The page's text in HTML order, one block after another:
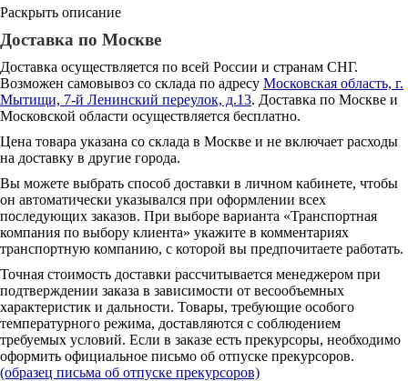
Раскрыть описание
Доставка по Москве
Доставка осуществляется по всей России и странам СНГ.
Возможен самовывоз со склада по адресу Московская область, г.
Мытищи, 7-й Ленинский переулок, д.13. Доставка по Москве и
Московской области осуществляется бесплатно.
Цена товара указана со склада в Москве и не включает расходы
на доставку в другие города.
Вы можете выбрать способ доставки в личном кабинете, чтобы
он автоматически указывался при оформлении всех
последующих заказов. При выборе варианта «Транспортная
компания по выбору клиента» укажите в комментариях
транспортную компанию, с которой вы предпочитаете работать.
Точная стоимость доставки рассчитывается менеджером при
подтверждении заказа в зависимости от весообъемных
характеристик и дальности. Товары, требующие особого
температурного режима, доставляются с соблюдением
требуемых условий. Если в заказе есть прекурсоры, необходимо
оформить официальное письмо об отпуске прекурсоров.
(образец письма об отпуске прекурсоров)